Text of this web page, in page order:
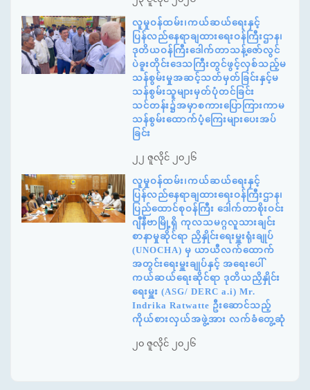
လူမှုဝန်ထမ်း၊ကယ်ဆယ်ရေးနှင့်
ပြန်လည်နေရာချထားရေးဝန်ကြီးဌာန၊
ဒုတိယဝန်ကြီးဒေါက်တာသန့်ဇော်လွင်
ပဲခူးတိုင်းဒေသကြီးတွင်ဖွင့်လှစ်သည့်မ
သန်စွမ်းမှုအဆင့်သတ်မှတ်ခြင်းနှင့်မ
သန်စွမ်းသူများမှတ်ပုံတင်ခြင်း
သင်တန်း၌အမှာစကားပြောကြားကာမ
သန်စွမ်းထောက်ပံ့ကြေးများပေးအပ်
ခြင်း
၂၂ ဇူလိုင် ၂၀၂၆
လူမှုဝန်ထမ်း၊ကယ်ဆယ်ရေးနှင့်
ပြန်လည်နေရာချထားရေးဝန်ကြီးဌာန၊
ပြည်ထောင်စုဝန်ကြီး ဒေါက်တာစိုးဝင်း
ဂျီနီဗာမြို့ရှိ ကုလသမဂ္ဂလူသားချင်း
စာနာမှုဆိုင်ရာ ညှိနှိုင်းရေးမှူးရုံးချုပ်
(UNOCHA) မှ ယာယီလက်ထောက်
အတွင်းရေးမှူးချုပ်နှင့် အရေးပေါ်
ကယ်ဆယ်ရေးဆိုင်ရာ ဒုတိယညှိနှိုင်း
ရေးမှူး (ASG/ DERC a.i) Mr.
Indrika Ratwatte ဦးဆောင်သည့်
ကိုယ်စားလှယ်အဖွဲ့အား လက်ခံတွေ့ဆုံ
၂၀ ဇူလိုင် ၂၀၂၆